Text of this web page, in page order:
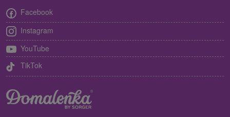
Facebook
Instagram
YouTube
TikTok